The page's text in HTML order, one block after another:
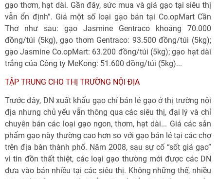
gạo thơm, hạt dài. Gần đây, sức mua và giá gạo tại siêu thị
vẫn ổn định”. Giá một số loại gạo bán tại Co.opMart Cần
Thơ như sau: gạo Jasmine Gentraco khoảng 70.000
đồng/túi (5kg), gạo thơm Gentraco: 93.500 đồng/túi (5kg);
gạo Jasmine Co.opMart: 63.200 đồng/túi (5kg); gạo hạt dài
trắng của Công ty MeKong: 51.600 đồng/túi (5kg)...
TẬP TRUNG CHO THỊ TRƯỜNG NỘI ĐỊA
Trước đây, DN xuất khẩu gạo chỉ bán lẻ gạo ở thị trường nội
địa nhưng chủ yếu vẫn thông qua các siêu thị, đại lý và chỉ
chuyên bán các loại gạo ngon, thơm, hạt dài... Giá các sản
phẩm gạo này thường cao hơn so với gạo bán lẻ tại các chợ
trên địa bàn thành phố. Năm 2008, sau sự cố “sốt giá gạo”
vì tin đồn thất thiệt, các loại gạo thường mới được các DN
đưa vào bán nhiều tại các siêu thị. Không những thế, nhiều